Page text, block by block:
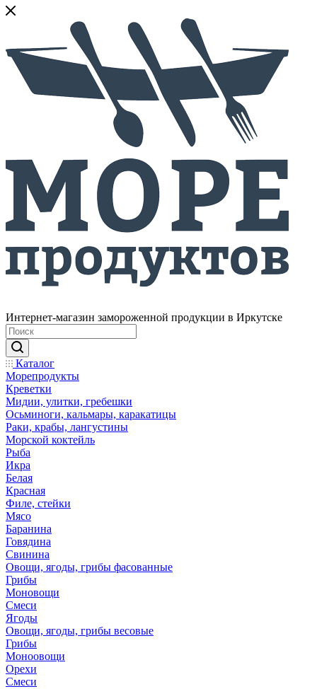
Интернет-магазин замороженной продукции в Иркутске
Каталог
Морепродукты
Креветки
Мидии, улитки, гребешки
Осьминоги, кальмары, каракатицы
Раки, крабы, лангустины
Морской коктейль
Рыба
Икра
Белая
Красная
Филе, стейки
Мясо
Баранина
Говядина
Свинина
Овощи, ягоды, грибы фасованные
Грибы
Моновощи
Смеси
Ягоды
Овощи, ягоды, грибы весовые
Грибы
Моноовощи
Орехи
Смеси